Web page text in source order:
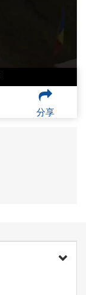
分享